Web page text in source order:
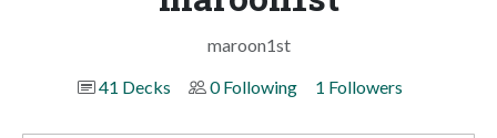
maroon1st
41 Decks
0 Following 1 Followers